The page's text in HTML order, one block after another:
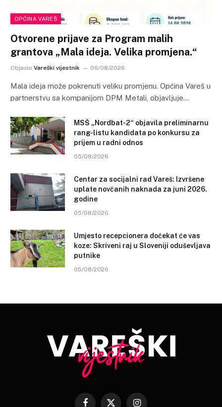
OPĆINA VAREŠ
Otvorene prijave za Program malih
grantova „Mala ideja. Velika promjena.“
Objavio Vareški vijestnik 06/08/2026
Mala ideja može pokrenuti veliku promjenu. Općina Vareš u
partnerstvu sa kompanijom DPM Metali, objavljuje…
MSŠ „Nordbat-2“ objavila preliminarnu
rang-listu kandidata po konkursu za
prijem u radni odnos
05/08/2026
Centar za socijalni rad Vareš: Izvršene
uplate novčanih naknada za juni 2026.
godine
05/08/2026
Umjesto recepcionera dočekat će vas
koze: Skriveni raj u Sloveniji oduševljava
putnike
05/08/2026